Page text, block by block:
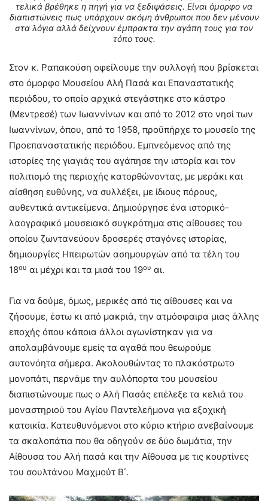
τελικά βρέθηκε η πηγή για να ξεδιψάσεις. Είναι όμορφο να
διαπιστώνεις πως υπάρχουν ακόμη άνθρωποι που δεν μένουν
στα λόγια αλλά δείχνουν έμπρακτα την αγάπη τους για τον
τόπο τους.
Στον κ. Ραπακούση οφείλουμε την συλλογή που βρίσκεται
στο όμορφο Μουσείου Αλή Πασά και Επαναστατικής
περιόδου, το οποίο αρχικά στεγάστηκε στο κάστρο
(Μεντρεσέ) των Ιωαννίνων και από το 2012 στο νησί των
Ιωαννίνων, όπου, από το 1958, προϋπήρχε το μουσείο της
Προεπαναστατικής περιόδου. Εμπνεόμενος από της
ιστορίες της γιαγιάς του αγάπησε την ιστορία και τον
πολιτισμό της περιοχής κατορθώνοντας, με μεράκι και
αίσθηση ευθύνης, να συλλέξει, με ίδιους πόρους,
αυθεντικά αντικείμενα. Δημιούργησε ένα ιστορικό-
λαογραφικό μουσειακό συγκρότημα στις αίθουσες του
οποίου ζωντανεύουν δροσερές σταγόνες ιστορίας,
δημιουργίες Ηπειρωτών ασημουργών από τα τέλη του
18ου αι μέχρι και τα μισά του 19ου αι.
Για να δούμε, όμως, μερικές από τις αίθουσες και να
ζήσουμε, έστω κι από μακριά, την ατμόσφαιρα μιας άλλης
εποχής όπου κάποια άλλοι αγωνίστηκαν για να
απολαμβάνουμε εμείς τα αγαθά που θεωρούμε
αυτονόητα σήμερα. Ακολουθώντας το πλακόστρωτο
μονοπάτι, περνάμε την αυλόπορτα του μουσείου
διαπιστώνουμε πως ο Αλή Πασάς επέλεξε τα κελιά του
μοναστηριού του Αγίου Παντελεήμονα για εξοχική
κατοικία. Κατευθυνόμενοι στο κύριο κτήριο ανεβαίνουμε
τα σκαλοπάτια που θα οδηγούν σε δύο δωμάτια, την
Αίθουσα του Αλή πασά και την Αίθουσα με τις κουρτίνες
του σουλτάνου Μαχμούτ Β΄.